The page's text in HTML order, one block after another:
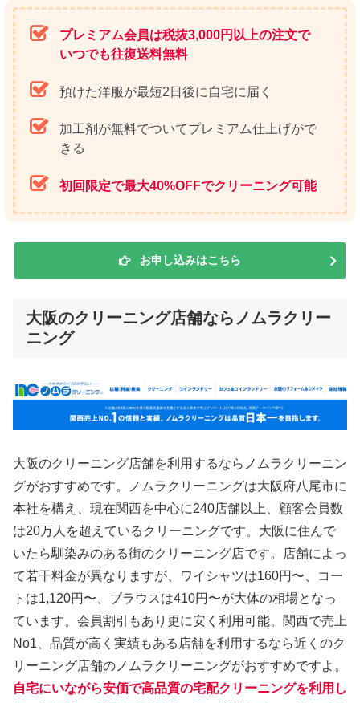
プレミアム会員は税抜3,000円以上の注文で
いつでも往復送料無料
預けた洋服が最短2日後に自宅に届く
加工剤が無料でついてプレミアム仕上げがで
きる
初回限定で最大40%OFFでクリーニング可能
お申し込みはこちら
大阪のクリーニング店舗ならノムラクリー
ニング
大阪のクリーニング店舗を利用するならノムラクリーニン
グがおすすめです。ノムラクリーニングは大阪府八尾市に
本社を構え、現在関西を中心に240店舗以上、顧客会員数
は20万人を超えているクリーニングです。大阪に住んで
いたら馴染みのある街のクリーニング店です。店舗によっ
て若干料金が異なりますが、ワイシャツは160円〜、コー
トは1,120円〜、ブラウスは410円〜が大体の相場となっ
ています。会員割引もあり更に安く利用可能。関西で売上
No1、品質が高く実績もある店舗を利用するなら近くのク
リーニング店舗のノムラクリーニングがおすすめですよ。
自宅にいながら安価で高品質の宅配クリーニングを利用し